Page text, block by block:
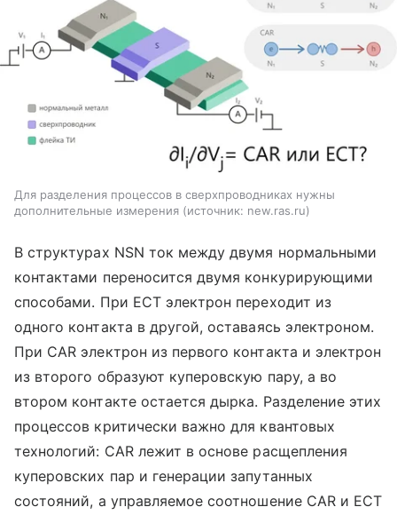
Для разделения процессов в сверхпроводниках нужны
дополнительные измерения
источник: new.ras.ru
В структурах NSN ток между двумя нормальными
контактами переносится двумя конкурирующими
способами. При ECT электрон переходит из
одного контакта в другой, оставаясь электроном.
При CAR электрон из первого контакта и электрон
из второго образуют куперовскую пару, а во
втором контакте остается дырка. Разделение этих
процессов критически важно для квантовых
технологий: CAR лежит в основе расщепления
куперовских пар и генерации запутанных
состояний, а управляемое соотношение CAR и ECT